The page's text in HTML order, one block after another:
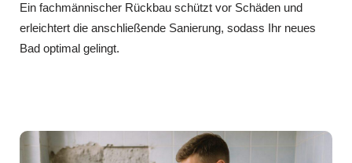
Ein fachmännischer Rückbau schützt vor Schäden und
erleichtert die anschließende Sanierung, sodass Ihr neues
Bad optimal gelingt.